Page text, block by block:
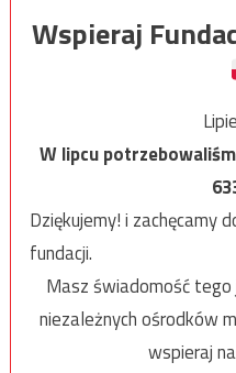
Wspieraj
W lipcu
Dziękujemy! i zachęcamy
fundacji.
Masz świadomość
niezależnych ośrodków
wspieraj